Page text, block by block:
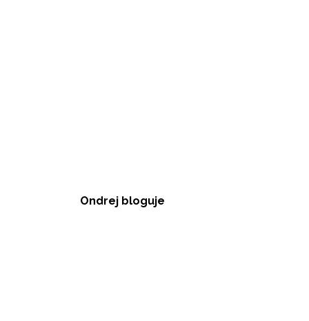
Ondrej bloguje